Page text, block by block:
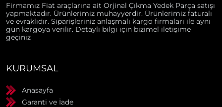
Firmamız Fiat araçlarına ait Orjinal Çıkma Yedek Parça satışı
yapmaktadır. Ürünlerimiz muhayyerdir. Ürünlerimiz faturalı
ve evraklıdır. Siparişleriniz anlaşmalı kargo firmaları ile aynı
gün kargoya verilir. Detaylı bilgi için bizimel iletişime
geçiniz
KURUMSAL
Anasayfa
Garanti ve İade